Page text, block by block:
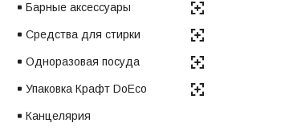
Барные аксессуары
Средства для стирки
Одноразовая посуда
Упаковка Крафт DoEco
Канцелярия